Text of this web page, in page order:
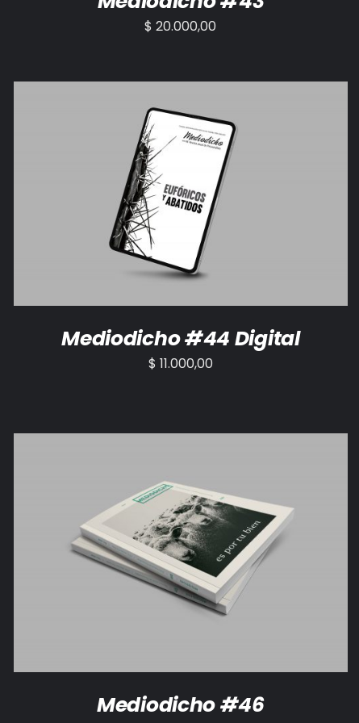
$ 20.000,00
AÑADIR AL CARRITO /
Mediodicho #44 Digital
$ 11.000,00
AÑADIR AL CARRITO / DETALLES
Mediodicho #46